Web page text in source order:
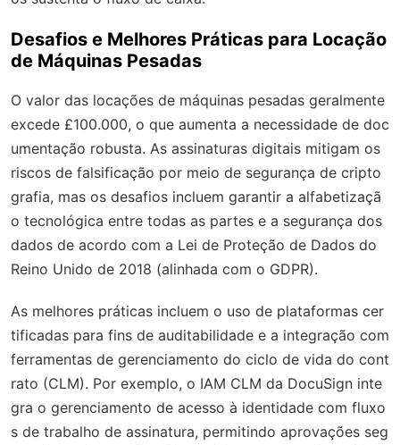
Desafios e Melhores Práticas para Locação
de Máquinas Pesadas
O valor das locações de máquinas pesadas geralmente
excede £100.000, o que aumenta a necessidade de doc
umentação robusta. As assinaturas digitais mitigam os
riscos de falsificação por meio de segurança de cripto
grafia, mas os desafios incluem garantir a alfabetizaçã
o tecnológica entre todas as partes e a segurança dos
dados de acordo com a Lei de Proteção de Dados do
Reino Unido de 2018 (alinhada com o GDPR).
As melhores práticas incluem o uso de plataformas cer
tificadas para fins de auditabilidade e a integração com
ferramentas de gerenciamento do ciclo de vida do cont
rato (CLM). Por exemplo, o IAM CLM da DocuSign inte
gra o gerenciamento de acesso à identidade com fluxo
s de trabalho de assinatura, permitindo aprovações seg